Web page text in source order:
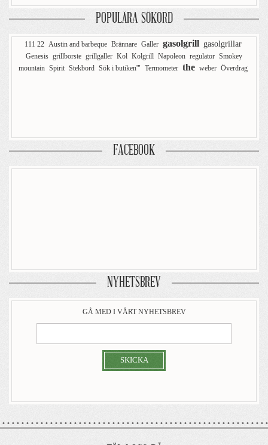
POPULÄRA SÖKORD
111 22 Austin and barbeque Brännare Galler gasolgrill gasolgrillar
Genesis grillborste grillgaller Kol Kolgrill Napoleon regulator Smokey
mountain Spirit Stekbord Sök i butiken'" Termometer the weber Överdrag
FACEBOOK
NYHETSBREV
GÅ MED I VÅRT NYHETSBREV
SKICKA